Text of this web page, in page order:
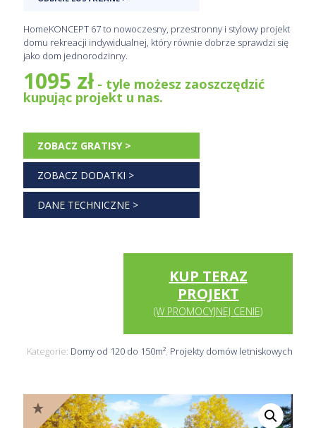
HomeKONCEPT 67 to nowoczesny, przestronny i stylowy projekt
domu rekreacji indywidualnej, który równie dobrze sprawdzi się
jako dom jednorodzinny.
1095 zł- tyle możesz zaoszczędzić
kupując projekt u nas.
ZOBACZ GRATISY >
ZOBACZ DODATKI >
DANE TECHNICZNE >
KUP TERAZ
PROJEKT
(W PROMOCYJNEJ CENIE)
Kategorie: Domy od 120 do 150m², Projekty domów letniskowych